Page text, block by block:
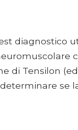
diagnostico
di Tensilon
se